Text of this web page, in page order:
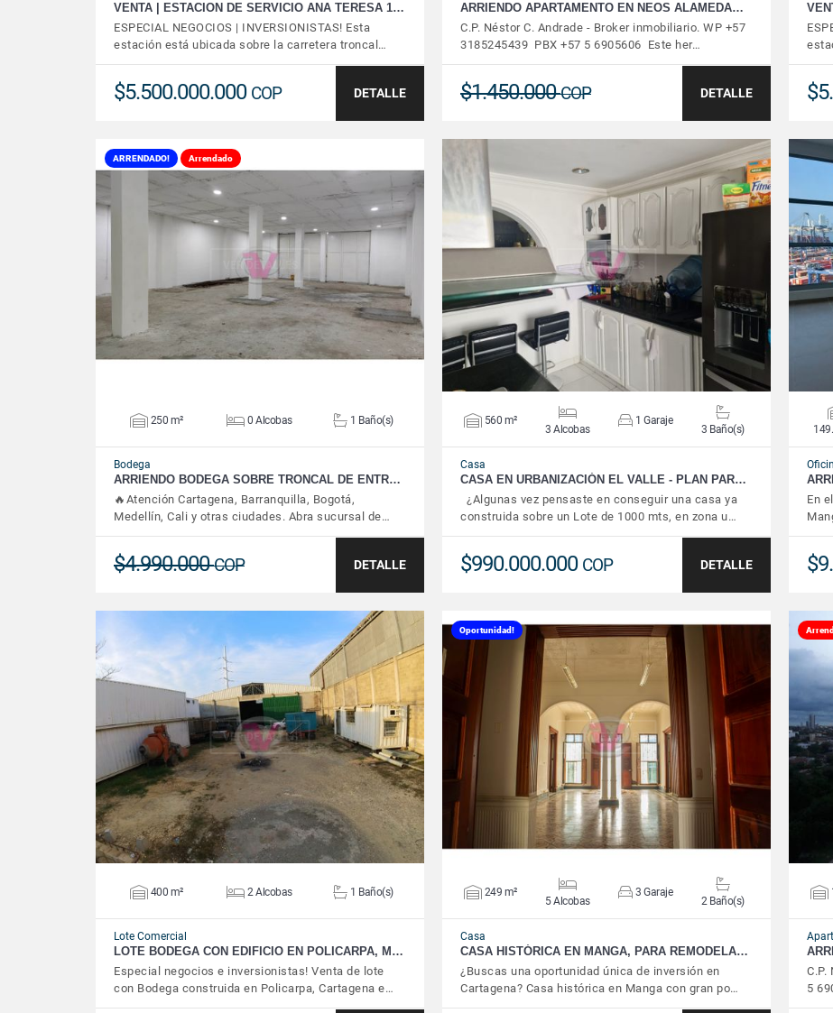
VENTA | ESTACION DE SERVICIO ANA TERESA 1…
ESPECIAL NEGOCIOS | INVERSIONISTAS! Esta
estación está ubicada sobre la carretera troncal…
$5.500.000.000 COP DETALLE
ARRIENDO APARTAMENTO EN NEOS ALAMEDA…
C.P. Néstor C. Andrade - Broker inmobiliario. WP +57
3185245439 PBX +57 5 6905606 Este her…
$1.450.000COP DETALLE
ARRENDADO! Arrendado
VER DETALLES
250 m² 0 Alcobas 1 Baño(s)
Bodega
ARRIENDO BODEGA SOBRE TRONCAL DE ENTR…
🔥Atención Cartagena, Barranquilla, Bogotá,
Medellín, Cali y otras ciudades. Abra sucursal de…
$4.990.000COP DETALLE
VER DETALLES
560 m²
3 Alcobas
1 Garaje
3 Baño(s)
Casa
CASA EN URBANIZACIÓN EL VALLE - PLAN PAR…
¿Algunas vez pensaste en conseguir una casa ya
construida sobre un Lote de 1000 mts, en zona u…
$990.000.000 COP DETALLE
En
VER DETALLES
400 m² 2 Alcobas 1 Baño(s)
Lote Comercial
LOTE BODEGA CON EDIFICIO EN POLICARPA, M…
Especial negocios e inversionistas! Venta de lote
con Bodega construida en Policarpa, Cartagena e…
Oportunidad!
VER DETALLES
249 m²
5 Alcobas
3 Garaje
2 Baño(s)
Casa
CASA HISTÓRICA EN MANGA, PARA REMODELA…
¿Buscas una oportunidad única de inversión en
Cartagena? Casa histórica en Manga con gran po…
C.P.
5